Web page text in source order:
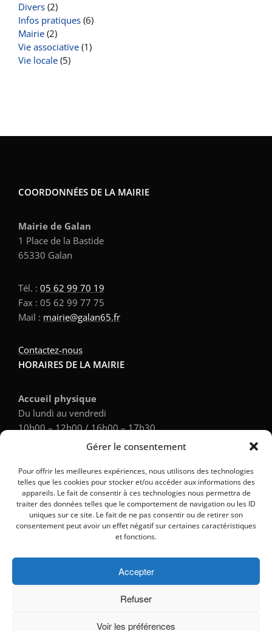
Gérer le consentement
Pour offrir les meilleures expériences, nous utilisons des technologies
telles que les cookies pour stocker et/ou accéder aux informations des
appareils. Le fait de consentir à ces technologies nous permettra de
traiter des données telles que le comportement de navigation ou les ID
uniques sur ce site. Le fait de ne pas consentir ou de retirer son
consentement peut avoir un effet négatif sur certaines caractéristiques
et fonctions.
Accepter
Refuser
Voir les préférences
Divers (2)
Infos pratiques (6)
Mairie (2)
Vie associative (1)
Vie locale (5)
COORDONNÉES DE LA MAIRIE
Mairie de Galan
1 Place de la Bastide
65330 Galan
Tél. : 05 62 99 70 19
Fax : 05 62 99 77 75
Mail : mairie@galan65.fr
Contactez-nous
HORAIRES DE LA MAIRIE
Accueil physique
Du lundi au vendredi
10h00 – 12h00 / 16h00 – 17h30
Du lundi au vendredi
9h00 – 12h00 / 14h00 – 17h30
PINT
Point d’Information Numérique et Touristique